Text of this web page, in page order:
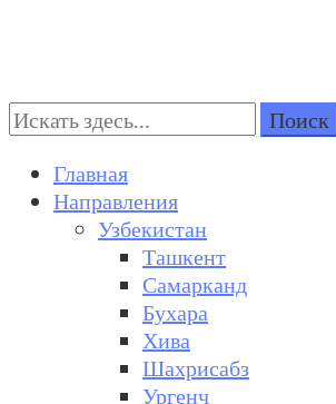
Turkestan Travel
Discover Central Asia
Поиск:
Главная
Направления
Узбекистан
Ташкент
Самарканд
Бухара
Хива
Шахрисабз
Ургенч